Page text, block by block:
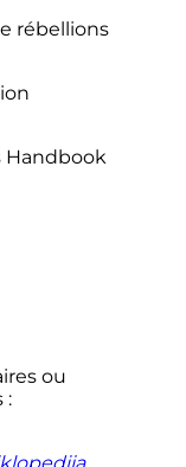
rébellions
Handbook
ou
: